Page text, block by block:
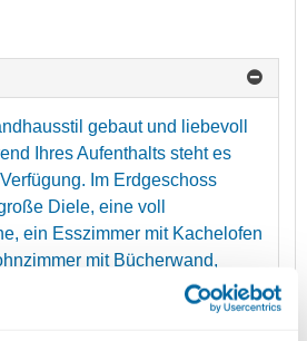
gebaut und liebevoll
Ihres Aufenthalts steht es
Im Erdgeschoss
Diele, eine voll
ein Esszimmer mit Kachelofen
mit Bücherwand,
Außerdem gibt es ein
Dusche,